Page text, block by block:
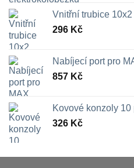
Vnitřní trubice 10x2
296 Kč
Nabíjecí port pro
857 Kč
Kovové konzoly
326 Kč